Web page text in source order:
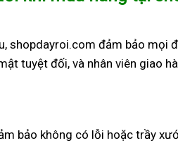
shopdayroi.com đảm bảo
tuyệt đối, và nhân viên giao
bảo không có lỗi hoặc trầy